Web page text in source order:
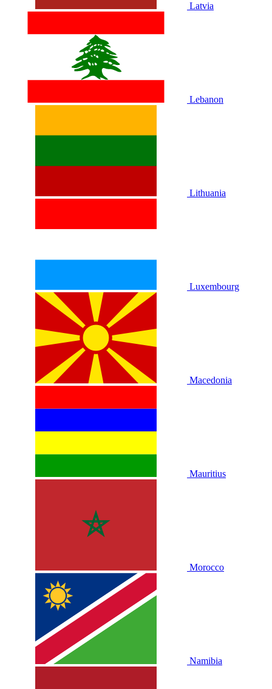
Latvia
Lebanon
Lithuania
Luxembourg
Macedonia
Mauritius
Morocco
Namibia